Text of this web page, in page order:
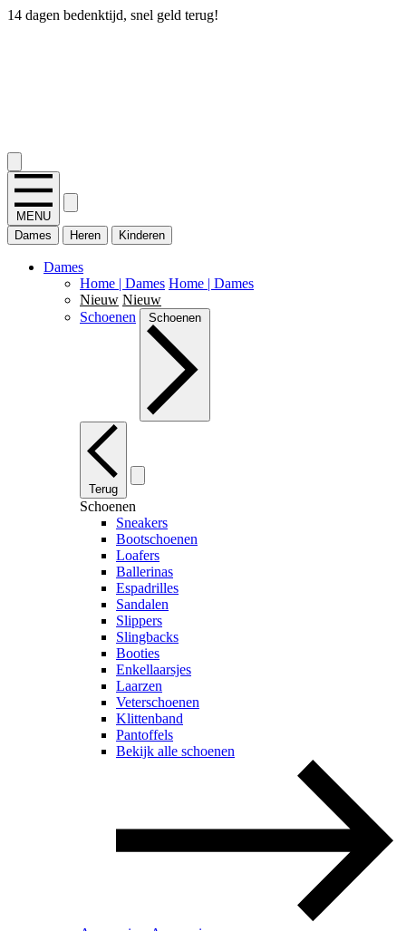
14 dagen bedenktijd, snel geld terug!
MENU
Dames
Heren Kinderen
Dames
Home | Dames Home | Dames
Nieuw Nieuw
Schoenen
Schoenen
Terug
Schoenen
Sneakers
Bootschoenen
Loafers
Ballerinas
Espadrilles
Sandalen
Slippers
Slingbacks
Booties
Enkellaarsjes
Laarzen
Veterschoenen
Klittenband
Pantoffels
Bekijk alle schoenen